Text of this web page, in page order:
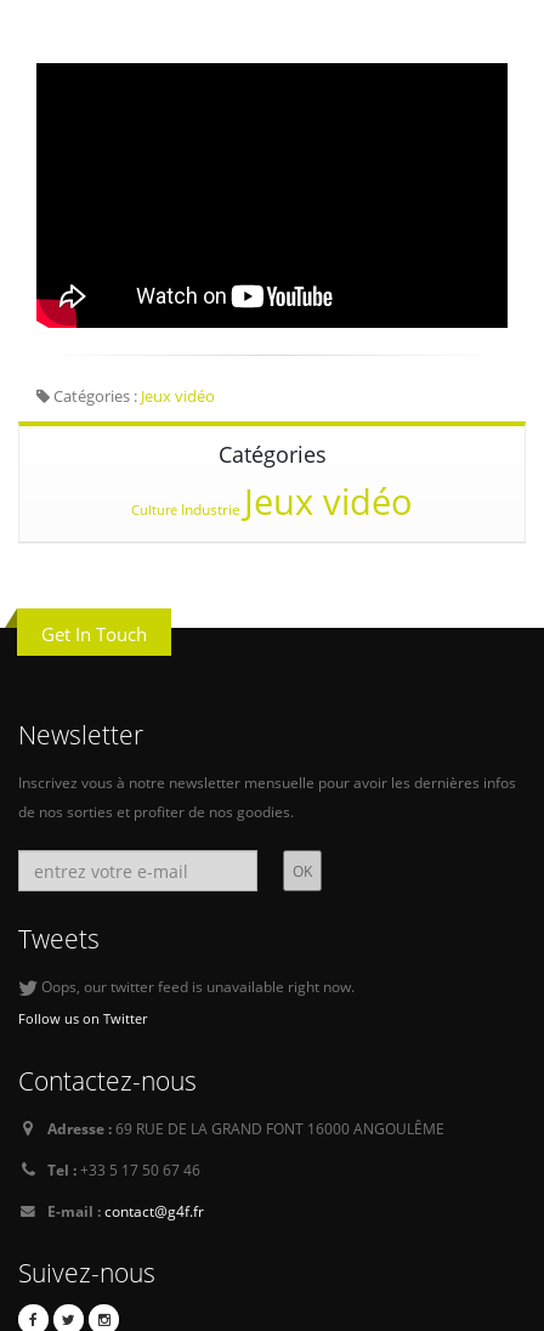
Catégories : Jeux vidéo
Catégories
Culture Industrie Jeux vidéo
Get In Touch
Newsletter
Inscrivez vous à notre newsletter mensuelle pour avoir les dernières infos
de nos sorties et profiter de nos goodies.
Tweets
Oops, our twitter feed is unavailable right now.
Follow us on Twitter
Contactez-nous
Adresse :69 RUE DE LA GRAND FONT 16000 ANGOULÊME
Tel :+33 5 17 50 67 46
E-mail :contact@g4f.fr
Suivez-nous